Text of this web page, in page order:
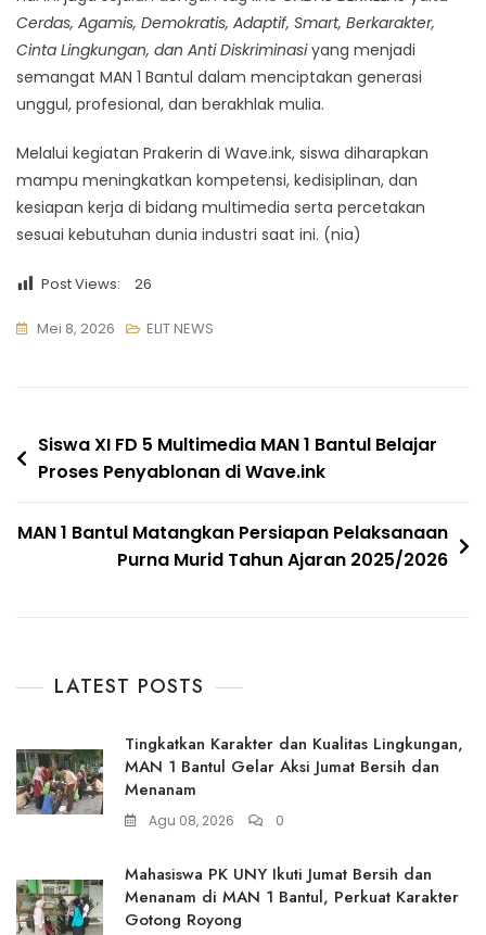
Cerdas, Agamis, Demokratis, Adaptif, Smart, Berkarakter,
Cinta Lingkungan, dan Anti Diskriminasiyang menjadi
semangat MAN 1 Bantul dalam menciptakan generasi
unggul, profesional, dan berakhlak mulia.
Melalui kegiatan Prakerin di Wave.ink, siswa diharapkan
mampu meningkatkan kompetensi, kedisiplinan, dan
kesiapan kerja di bidang multimedia serta percetakan
sesuai kebutuhan dunia industri saat ini. (nia)
Post Views: 26
Mei 8, 2026 ELIT NEWS
Navigasi
pos
Siswa XI FD 5 Multimedia MAN 1 Bantul Belajar
Proses Penyablonan di Wave.ink
MAN 1 Bantul Matangkan Persiapan Pelaksanaan
Purna Murid Tahun Ajaran 2025/2026
LATEST POSTS
Tingkatkan Karakter dan Kualitas Lingkungan,
MAN 1 Bantul Gelar Aksi Jumat Bersih dan
Menanam
Agu 08, 2026 0
Mahasiswa PK UNY Ikuti Jumat Bersih dan
Menanam di MAN 1 Bantul, Perkuat Karakter
Gotong Royong